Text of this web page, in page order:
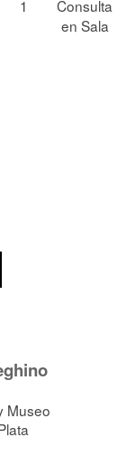
1
Consulta
en Sala
Museo